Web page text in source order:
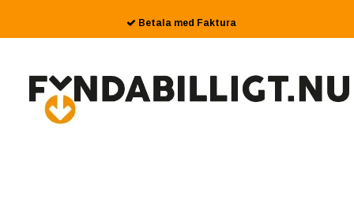
Betala med Faktura